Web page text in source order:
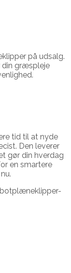
på udsalg.
din græspleje
tid til at nyde
Den leverer
gør din hverdag
en smartere